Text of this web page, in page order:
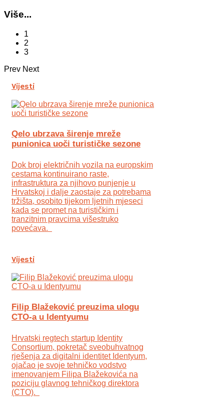
Više...
1
2
3
Prev Next
Vijesti
Qelo ubrzava širenje mreže
punionica uoči turističke sezone
Dok broj električnih vozila na europskim
cestama kontinuirano raste,
infrastruktura za njihovo punjenje u
Hrvatskoj i dalje zaostaje za potrebama
tržišta, osobito tijekom ljetnih mjeseci
kada se promet na turističkim i
tranzitnim pravcima višestruko
povećava.
Vijesti
Filip Blažeković preuzima ulogu
CTO-a u Identyumu
Hrvatski regtech startup Identity
Consortium, pokretač sveobuhvatnog
rješenja za digitalni identitet Identyum,
ojаčao je svoje tehničko vodstvo
imenovanjem Filipa Blažekovića na
poziciju glavnog tehničkog direktora
(CTO).